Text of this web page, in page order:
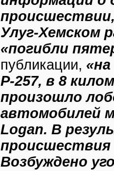
Улуг-Хемском
«погибли
публикации,
Р-257, в 8
произошло
автомобилей
Logan. В
происшествия
Возбуждено